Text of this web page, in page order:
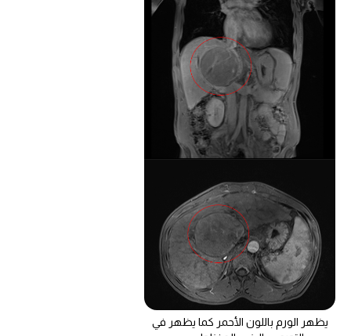
يظهر الورم باللون الأحمر كما يظهر في